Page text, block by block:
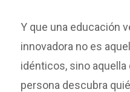
Y que una educación
innovadora no es
idénticos, sino
persona descubra